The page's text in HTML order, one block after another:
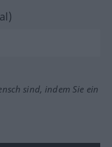
sind, indem Sie ein